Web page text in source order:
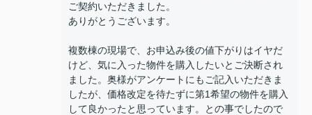
ご契約いただきました。
ありがとうございます。
複数棟の現場で、お申込み後の値下がりはイヤだ
けど、気に入った物件を購入したいとご決断され
ました。奥様がアンケートにもご記入いただきま
したが、価格改定を待たずに第1希望の物件を購入
して良かったと思っています。との事でしたので